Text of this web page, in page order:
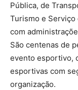
Pública, de
Turismo e Serviço
com
São centenas de
evento esportivo,
esportivas com
organização.